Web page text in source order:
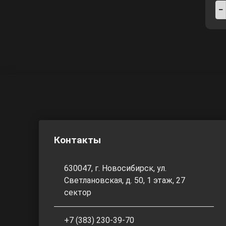
Контакты
630047, г. Новосибирск, ул.
Светлановская, д. 50, 1 этаж, 27
сектор
+7 (383) 230-39-70